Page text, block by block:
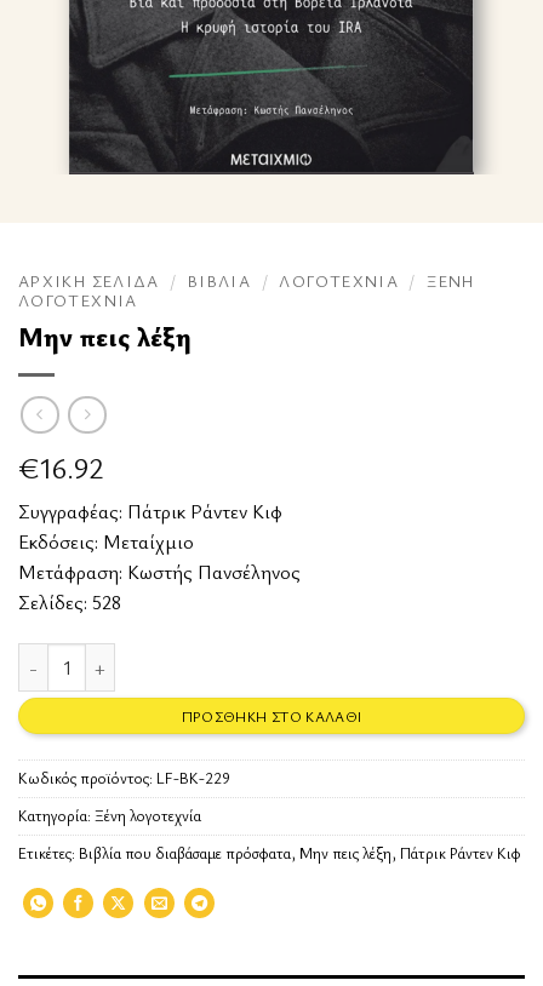
ΑΡΧΙΚΉ ΣΕΛΊΔΑ / ΒΙΒΛΊΑ / ΛΟΓΟΤΕΧΝΊΑ / ΞΈΝΗ
ΛΟΓΟΤΕΧΝΊΑ
Μην πεις λέξη
€16.92
Συγγραφέας: Πάτρικ Ράντεν Κιφ
Εκδόσεις: Μεταίχμιο
Μετάφραση: Κωστής Πανσέληνος
Σελίδες: 528
Μην πεις λέξη ποσότητα
ΠΡΟΣΘΉΚΗ ΣΤΟ ΚΑΛΆΘΙ
Κωδικός προϊόντος: LF-BK-229
Κατηγορία: Ξένη λογοτεχνία
Ετικέτες: Βιβλία που διαβάσαμε πρόσφατα, Μην πεις λέξη, Πάτρικ Ράντεν Κιφ